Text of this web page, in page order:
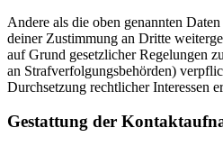
Andere als die oben genannten
deiner Zustimmung an Dritte
auf Grund gesetzlicher Regelungen
an Strafverfolgungsbehörden)
Durchsetzung rechtlicher Interessen
Gestattung der